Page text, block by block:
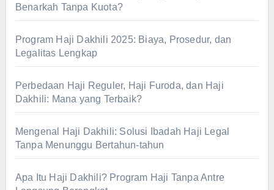
Benarkah Tanpa Kuota?
Program Haji Dakhili 2025: Biaya, Prosedur, dan
Legalitas Lengkap
Perbedaan Haji Reguler, Haji Furoda, dan Haji
Dakhili: Mana yang Terbaik?
Mengenal Haji Dakhili: Solusi Ibadah Haji Legal
Tanpa Menunggu Bertahun-tahun
Apa Itu Haji Dakhili? Program Haji Tanpa Antre